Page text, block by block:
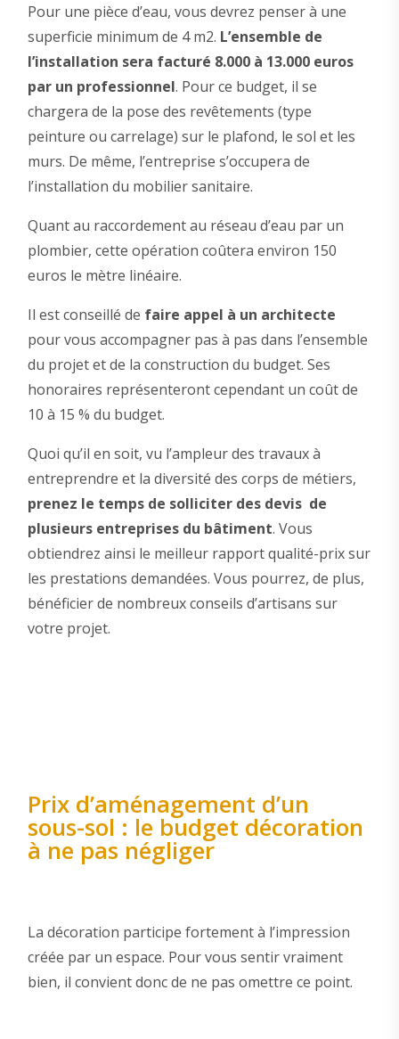
Pour une pièce d’eau, vous devrez penser à une
superficie minimum de 4 m2. L’ensemble de
l’installation sera facturé 8.000 à 13.000 euros
par un professionnel. Pour ce budget, il se
chargera de la pose des revêtements (type
peinture ou carrelage) sur le plafond, le sol et les
murs. De même, l’entreprise s’occupera de
l’installation du mobilier sanitaire.
Quant au raccordement au réseau d’eau par un
plombier, cette opération coûtera environ 150
euros le mètre linéaire.
Il est conseillé de faire appel à un architecte
pour vous accompagner pas à pas dans l’ensemble
du projet et de la construction du budget. Ses
honoraires représenteront cependant un coût de
10 à 15 % du budget.
Quoi qu’il en soit, vu l’ampleur des travaux à
entreprendre et la diversité des corps de métiers,
prenez le temps de solliciter des devis de
plusieurs entreprises du bâtiment. Vous
obtiendrez ainsi le meilleur rapport qualité-prix sur
les prestations demandées. Vous pourrez, de plus,
bénéficier de nombreux conseils d’artisans sur
votre projet.
Prix d’aménagement d’un
sous-sol : le budget décoration
à ne pas négliger
La décoration participe fortement à l’impression
créée par un espace. Pour vous sentir vraiment
bien, il convient donc de ne pas omettre ce point.